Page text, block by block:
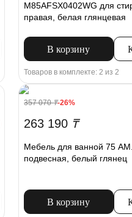
M85AFSX0402WG для
правая, белая глянцевая
В корзину
Товаров в комплекте: 2 из 2
357 070₸-26%
263 190 ₸
Мебель для ванной 75
подвесная, белый глянец
В корзину